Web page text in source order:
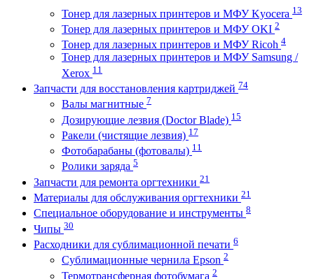
Тонер для лазерных принтеров и МФУ Kyocera 13
Тонер для лазерных принтеров и МФУ OKI 2
Тонер для лазерных принтеров и МФУ Ricoh 4
Тонер для лазерных принтеров и МФУ Samsung /
Xerox 11
Запчасти для восстановления картриджей 74
Валы магнитные 7
Дозирующие лезвия (Doctor Blade) 15
Ракели (чистящие лезвия) 17
Фотобарабаны (фотовалы) 11
Ролики заряда 5
Запчасти для ремонта оргтехники 21
Материалы для обслуживания оргтехники 21
Специальное оборудование и инструменты 8
Чипы 30
Расходники для сублимационной печати 6
Сублимационные чернила Epson 2
Термотрансферная фотобумага 2